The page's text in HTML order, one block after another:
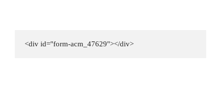
<div id="form-acm_47629"></div>